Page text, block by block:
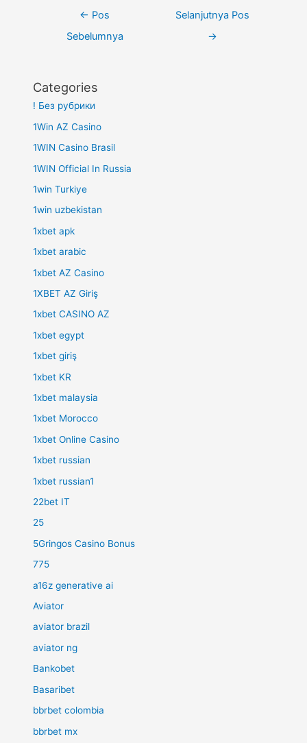
← Pos
Sebelumnya
Selanjutnya Pos
→
Categories
! Без рубрики
1Win AZ Casino
1WIN Casino Brasil
1WIN Official In Russia
1win Turkiye
1win uzbekistan
1xbet apk
1xbet arabic
1xbet AZ Casino
1XBET AZ Giriş
1xbet CASINO AZ
1xbet egypt
1xbet giriş
1xbet KR
1xbet malaysia
1xbet Morocco
1xbet Online Casino
1xbet russian
1xbet russian1
22bet IT
25
5Gringos Casino Bonus
775
a16z generative ai
Aviator
aviator brazil
aviator ng
Bankobet
Basaribet
bbrbet colombia
bbrbet mx